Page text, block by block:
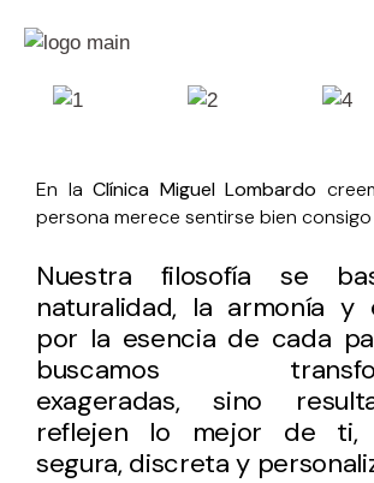
En laClínica Miguel Lombardo
persona merece sentirse bien consigo
Nuestra filosofía se
naturalidad, la armonía y
por la esencia de cada
buscamos
exageradas, sino
reflejen lo mejor de ti,
segura, discreta y